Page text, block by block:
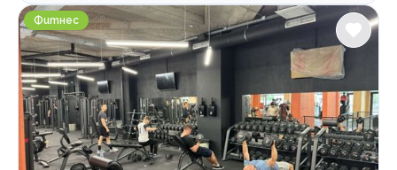
Атлетик Уестпойнт
Фитнес